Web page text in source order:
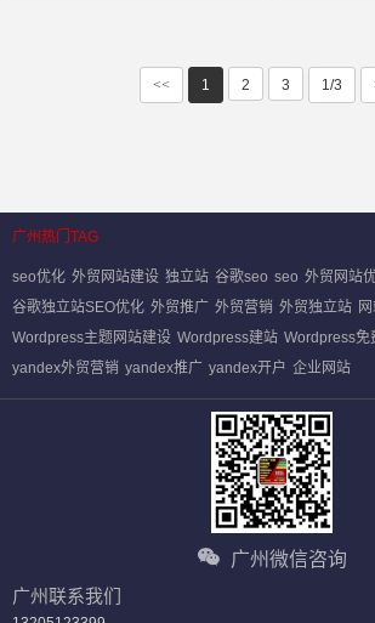
<< 1 2 3 1/3
广州热门TAG
seo优化 外贸网站建设 独立站 谷歌seo seo 外贸网站
谷歌独立站SEO优化 外贸推广 外贸营销 外贸独立站
Wordpress主题网站建设 Wordpress建站 Wordpress免
yandex外贸营销 yandex推广 yandex开户 企业网站
广州微信咨询
广州联系我们